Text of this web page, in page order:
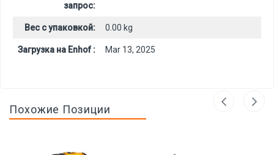
запрос:
Вес с упаковкой: 0.00 kg
Загрузка на Enhof : Mar 13, 2025
Похожие Позиции